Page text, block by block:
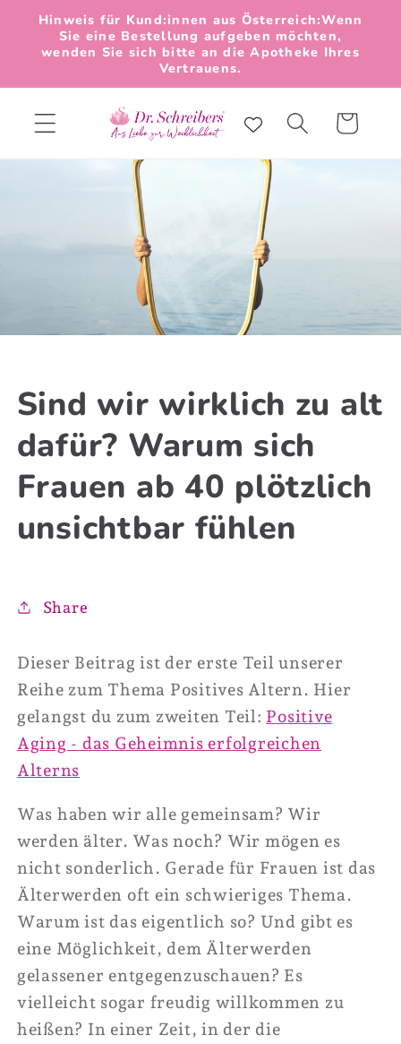
zum
Inhalt
Hinweis für Kund:innen aus Österreich:Wenn
Sie eine Bestellung aufgeben möchten,
wenden Sie sich bitte an die Apotheke Ihres
Vertrauens.
Warenkorb
Sind wir wirklich zu alt
dafür? Warum sich
Frauen ab 40 plötzlich
unsichtbar fühlen
Share
Dieser Beitrag ist der erste Teil unserer
Reihe zum Thema Positives Altern. Hier
gelangst du zum zweiten Teil: Positive
Aging - das Geheimnis erfolgreichen
Alterns
Was haben wir alle gemeinsam? Wir
werden älter. Was noch? Wir mögen es
nicht sonderlich. Gerade für Frauen ist das
Älterwerden oft ein schwieriges Thema.
Warum ist das eigentlich so? Und gibt es
eine Möglichkeit, dem Älterwerden
gelassener entgegenzuschauen? Es
vielleicht sogar freudig willkommen zu
heißen? In einer Zeit, in der die